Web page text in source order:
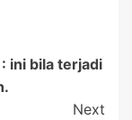
ini bila terjadi
Next